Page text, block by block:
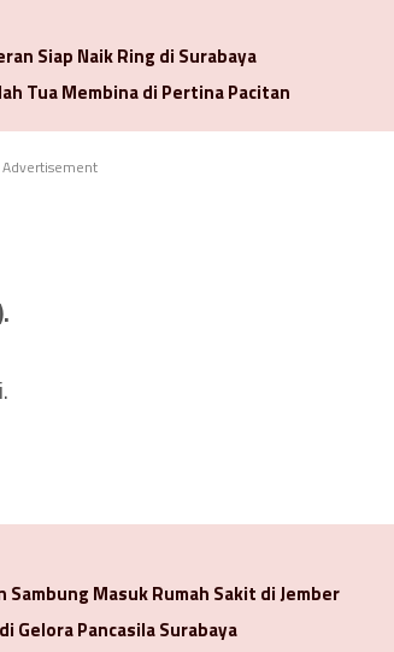
Siap Naik Ring di Surabaya
Tua Membina di Pertina Pacitan
Advertisement
Sambung Masuk Rumah Sakit di Jember
Gelora Pancasila Surabaya